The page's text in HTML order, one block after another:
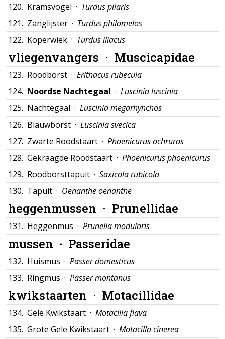
120. Kramsvogel · Turdus pilaris
121. Zanglijster · Turdus philomelos
122. Koperwiek · Turdus iliacus
vliegenvangers · Muscicapidae
123. Roodborst · Erithacus rubecula
124. Noordse Nachtegaal · Luscinia luscinia
125. Nachtegaal · Luscinia megarhynchos
126. Blauwborst · Luscinia svecica
127. Zwarte Roodstaart · Phoenicurus ochruros
128. Gekraagde Roodstaart · Phoenicurus phoenicurus
129. Roodborsttapuit · Saxicola rubicola
130. Tapuit · Oenanthe oenanthe
heggenmussen · Prunellidae
131. Heggenmus · Prunella modularis
mussen · Passeridae
132. Huismus · Passer domesticus
133. Ringmus · Passer montanus
kwikstaarten · Motacillidae
134. Gele Kwikstaart · Motacilla flava
135. Grote Gele Kwikstaart · Motacilla cinerea